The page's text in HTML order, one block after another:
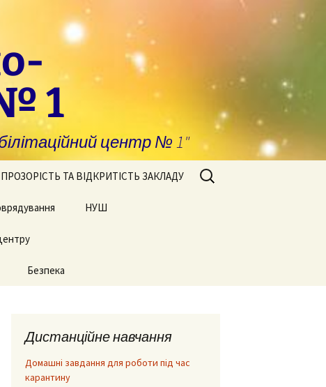
1
центр № 1"
ПРОЗОРІСТЬ ТА ВІДКРИТІСТЬ ЗАКЛАДУ
Запобігання та
виявлення корупції
Фінансова звітність
НУШ
Безпека
Пошук:
Дистанційне навчання
Домашні завдання для роботи під час
карантину